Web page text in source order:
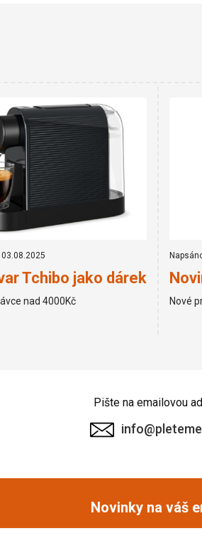
Tchibo jako dárek
nad 4000Kč Nové
Pište na emailovou
Novinky na váš